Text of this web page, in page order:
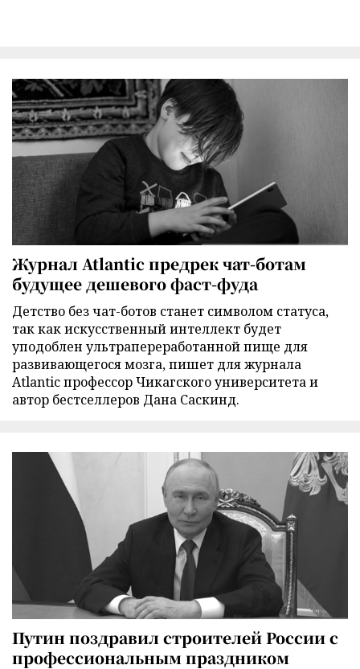
Журнал Atlantic предрек чат-ботам
будущее дешевого фаст-фуда
Детство без чат-ботов станет символом статуса,
так как искусственный интеллект будет
уподоблен ультрапереработанной пище для
развивающегося мозга, пишет для журнала
Atlantic профессор Чикагского университета и
автор бестселлеров Дана Саскинд.
Путин поздравил строителей России с
профессиональным праздником